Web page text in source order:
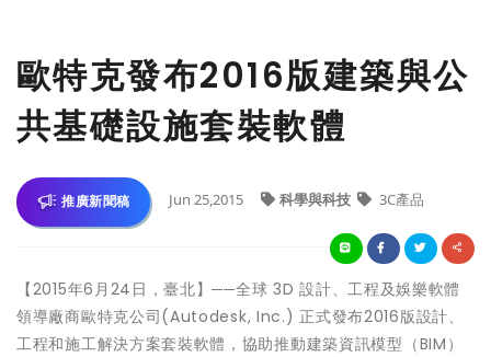
歐特克發布2016版建築與公
共基礎設施套裝軟體
推廣新聞稿 Jun 25,2015 科學與科技 3C產品
【2015年6月24日，臺北】──全球 3D 設計、工程及娛樂軟體
領導廠商歐特克公司(Autodesk, Inc.) 正式發布2016版設計、
工程和施工解決方案套裝軟體，協助推動建築資訊模型（BIM）